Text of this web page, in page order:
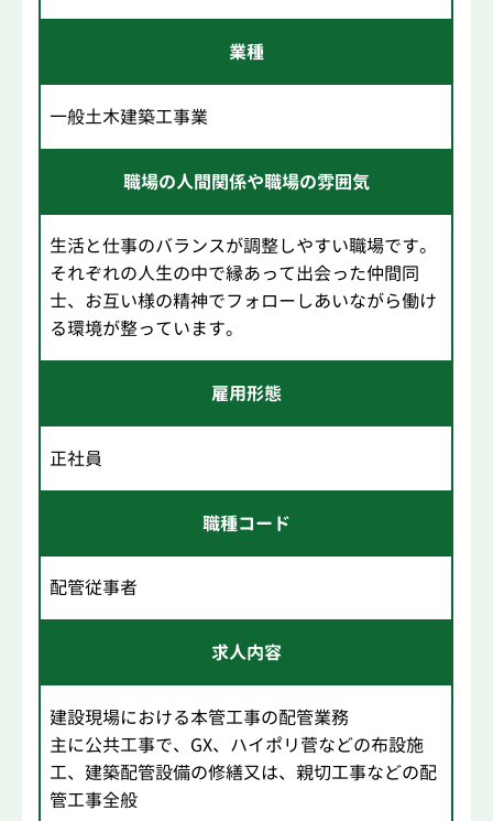
業種
一般土木建築工事業
職場の人間関係や職場の雰囲気
生活と仕事のバランスが調整しやすい職場です。
それぞれの人生の中で縁あって出会った仲間同
士、お互い様の精神でフォローしあいながら働け
る環境が整っています。
雇用形態
正社員
職種コード
配管従事者
求人内容
建設現場における本管工事の配管業務
主に公共工事で、GX、ハイポリ菅などの布設施
工、建築配管設備の修繕又は、親切工事などの配
管工事全般